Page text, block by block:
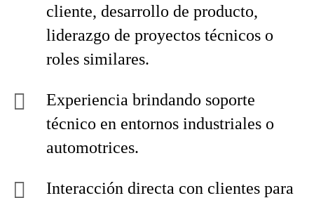
cliente, desarrollo de producto,
liderazgo de proyectos técnicos o
roles similares.
Experiencia brindando soporte
técnico en entornos industriales o
automotrices.
Interacción directa con clientes para